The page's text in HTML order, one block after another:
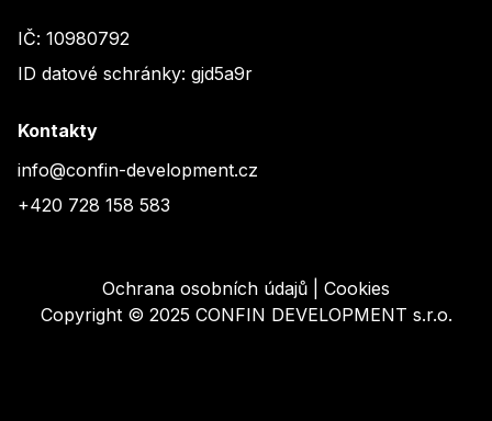
IČ: 10980792
ID datové schránky: gjd5a9r
Kontakty
info@confin-development.cz
+420 728 158 583
Ochrana osobních údajů
Cookies
Copyright © 2025 CONFIN DEVELOPMENT s.r.o.